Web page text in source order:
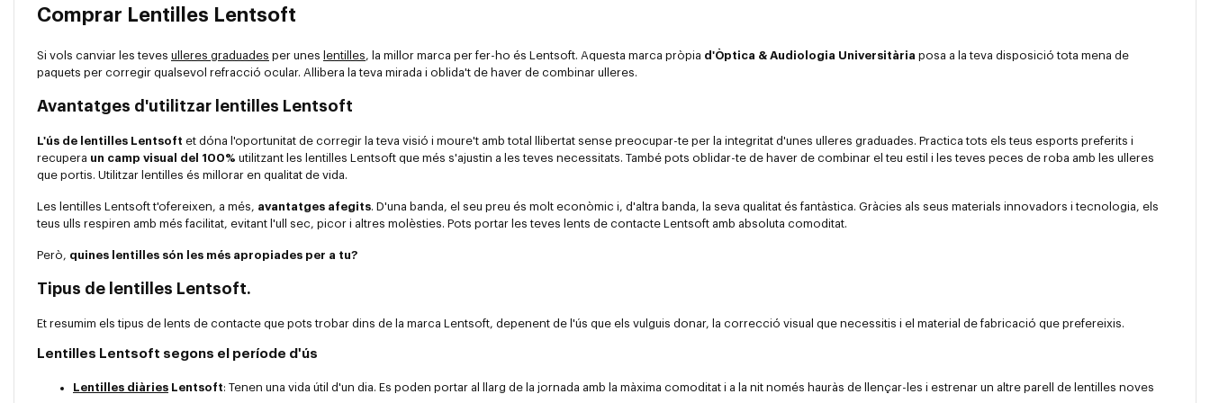
Comprar Lentilles Lentsoft
Si vols canviar les teves ulleres graduades per unes lentilles, la millor marca per fer-ho és Lentsoft. Aquesta marca pròpia d'Òptica & Audiologia Universitària posa a la teva disposició tota mena de
paquets per corregir qualsevol refracció ocular. Allibera la teva mirada i oblida't de haver de combinar ulleres.
Avantatges d'utilitzar lentilles Lentsoft
L'ús de lentilles Lentsoft et dóna l'oportunitat de corregir la teva visió i moure't amb total llibertat sense preocupar-te per la integritat d'unes ulleres graduades. Practica tots els teus esports preferits i
recupera un camp visual del 100% utilitzant les lentilles Lentsoft que més s'ajustin a les teves necessitats. També pots oblidar-te de haver de combinar el teu estil i les teves peces de roba amb les ulleres
que portis. Utilitzar lentilles és millorar en qualitat de vida.
Les lentilles Lentsoft t'ofereixen, a més, avantatges afegits. D'una banda, el seu preu és molt econòmic i, d'altra banda, la seva qualitat és fantàstica. Gràcies als seus materials innovadors i tecnologia, els
teus ulls respiren amb més facilitat, evitant l'ull sec, picor i altres molèsties. Pots portar les teves lents de contacte Lentsoft amb absoluta comoditat.
Però, quines lentilles són les més apropiades per a tu?
Tipus de lentilles Lentsoft.
Et resumim els tipus de lents de contacte que pots trobar dins de la marca Lentsoft, depenent de l'ús que els vulguis donar, la correcció visual que necessitis i el material de fabricació que prefereixis.
Lentilles Lentsoft segons el període d'ús
Lentilles diàries Lentsoft: Tenen una vida útil d'un dia. Es poden portar al llarg de la jornada amb la màxima comoditat i a la nit només hauràs de llençar-les i estrenar un altre parell de lentilles noves